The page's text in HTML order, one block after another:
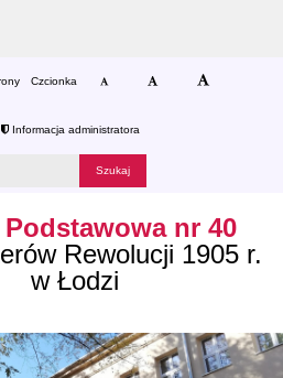
Czcionka
Informacja administratora
Podstawowa nr 40
Rewolucji 1905 r.
w Łodzi